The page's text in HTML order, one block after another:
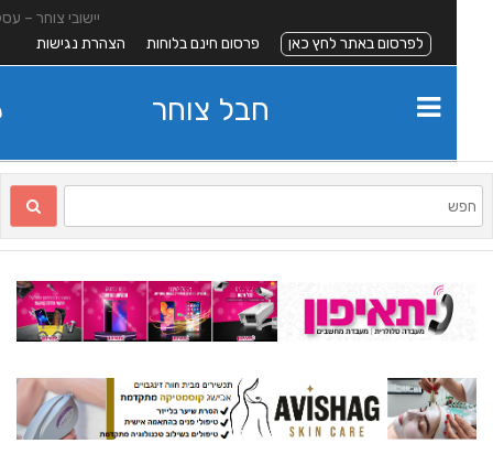
יישובי צוחר –
לפרסום באתר לחץ כאן
פרסום חינם בלוחות הצהרת נגישות
חבל צוחר